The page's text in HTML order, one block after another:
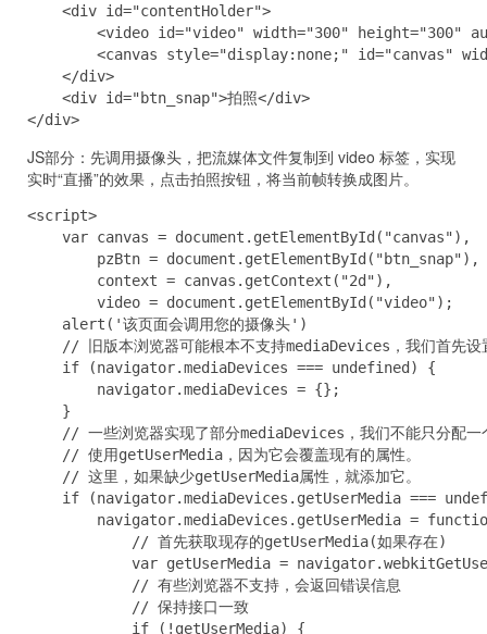
<div id="contentHolder">
<video id="video" width="300" height="300"
<canvas style="display:none;" id="canvas"
</div>
<div id="btn_snap">拍照</div>
</div>
JS部分：先调用摄像头，把流媒体文件复制到 video 标签，实现
实时“直播”的效果，点击拍照按钮，将当前帧转换成图片。
<script>
var canvas = document.getElementById("canvas"),
pzBtn = document.getElementById("btn_snap"),
context = canvas.getContext("2d"),
video = document.getElementById("video");
alert('该页面会调用您的摄像头')
// 旧版本浏览器可能根本不支持mediaDevices，我们首先设
if (navigator.mediaDevices === undefined) {
navigator.mediaDevices = {};
}
// 一些浏览器实现了部分mediaDevices，我们不能只分配一
// 使用getUserMedia，因为它会覆盖现有的属性。
// 这里，如果缺少getUserMedia属性，就添加它。
if (navigator.mediaDevices.getUserMedia ===
navigator.mediaDevices.getUserMedia =
// 首先获取现存的getUserMedia(如果存在)
var getUserMedia =
// 有些浏览器不支持，会返回错误信息
// 保持接口一致
if (!getUserMedia) {